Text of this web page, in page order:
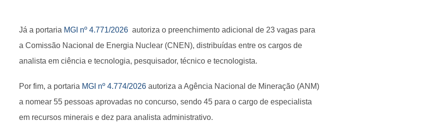
Já a portaria MGI nº 4.771/2026 autoriza o preenchimento adicional de 23 vagas para
a Comissão Nacional de Energia Nuclear (CNEN), distribuídas entre os cargos de
analista em ciência e tecnologia, pesquisador, técnico e tecnologista.
Por fim, a portaria MGI nº 4.774/2026 autoriza a Agência Nacional de Mineração (ANM)
a nomear 55 pessoas aprovadas no concurso, sendo 45 para o cargo de especialista
em recursos minerais e dez para analista administrativo.